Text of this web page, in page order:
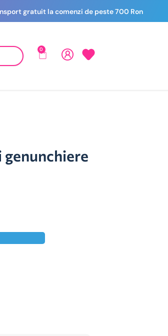
gratuit la comenzi de peste 700 Ron
0
genunchiere